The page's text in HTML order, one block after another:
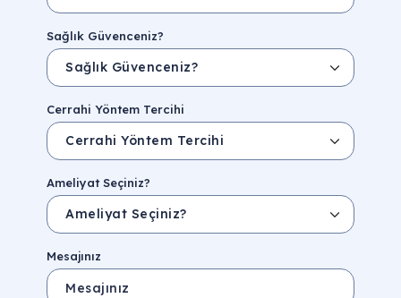
Sağlık Güvenceniz?
Cerrahi Yöntem Tercihi
Ameliyat Seçiniz?
Mesajınız